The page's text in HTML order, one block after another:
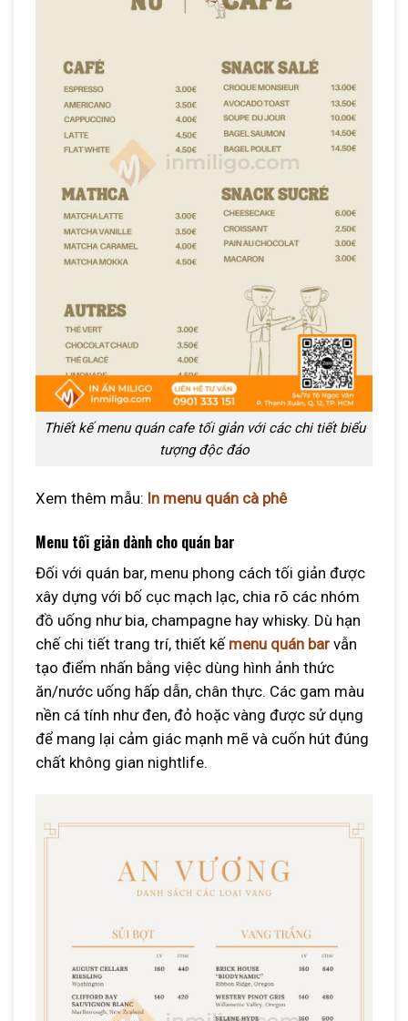
Thiết kế menu quán cafe tối giản với các chi tiết biểu
tượng độc đáo
Xem thêm mẫu: In menu quán cà phê
Menu tối giản dành cho quán bar
Đối với quán bar, menu phong cách tối giản được
xây dựng với bố cục mạch lạc, chia rõ các nhóm
đồ uống như bia, champagne hay whisky. Dù hạn
chế chi tiết trang trí, thiết kế menu quán bar vẫn
tạo điểm nhấn bằng việc dùng hình ảnh thức
ăn/nước uống hấp dẫn, chân thực. Các gam màu
nền cá tính như đen, đỏ hoặc vàng được sử dụng
để mang lại cảm giác mạnh mẽ và cuốn hút đúng
chất không gian nightlife.